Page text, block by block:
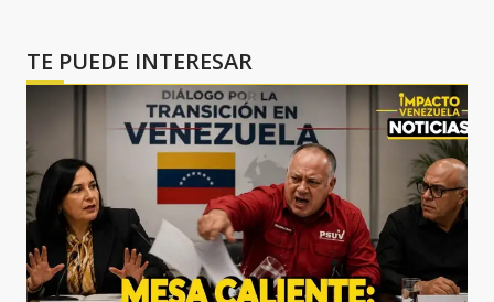
TE PUEDE INTERESAR